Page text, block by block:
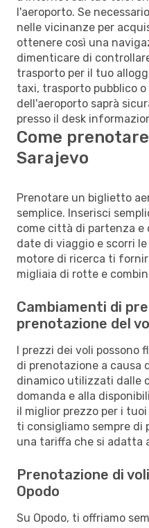
l'aeroporto. Se
nelle vicinanze per
ottenere così una
dimenticare di
trasporto per il tuo
taxi, trasporto pubblico
dell'aeroporto saprà
presso il desk
Come
Sarajevo
Prenotare un biglietto
semplice. Inserisci
come città di partenza e
date di viaggio e scorri
motore di ricerca ti
migliaia di rotte e
Cambiamenti di
prenotazione del
I prezzi dei voli possono
di prenotazione a causa
dinamico utilizzati dalle
domanda e alla
il miglior prezzo per i
ti consigliamo sempre di
una tariffa che si adatta
Prenotazione di
Opodo
Su Opodo, ti offriamo